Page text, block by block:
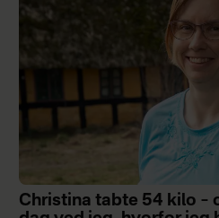
Christina tabte 54 kilo –